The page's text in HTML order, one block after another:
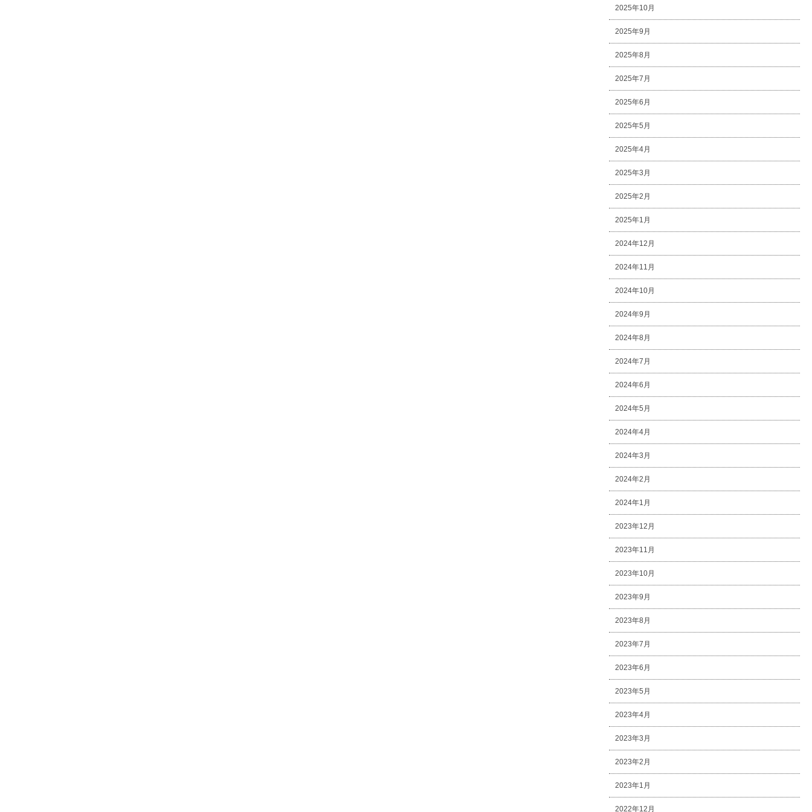
2025年10月
2025年9月
2025年8月
2025年7月
2025年6月
2025年5月
2025年4月
2025年3月
2025年2月
2025年1月
2024年12月
2024年11月
2024年10月
2024年9月
2024年8月
2024年7月
2024年6月
2024年5月
2024年4月
2024年3月
2024年2月
2024年1月
2023年12月
2023年11月
2023年10月
2023年9月
2023年8月
2023年7月
2023年6月
2023年5月
2023年4月
2023年3月
2023年2月
2023年1月
2022年12月